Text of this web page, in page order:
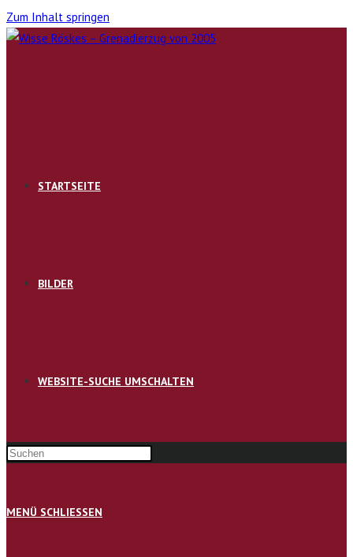
Zum Inhalt springen
STARTSEITE
BILDER
WEBSITE-SUCHE UMSCHALTEN
MENÜ SCHLIESSEN